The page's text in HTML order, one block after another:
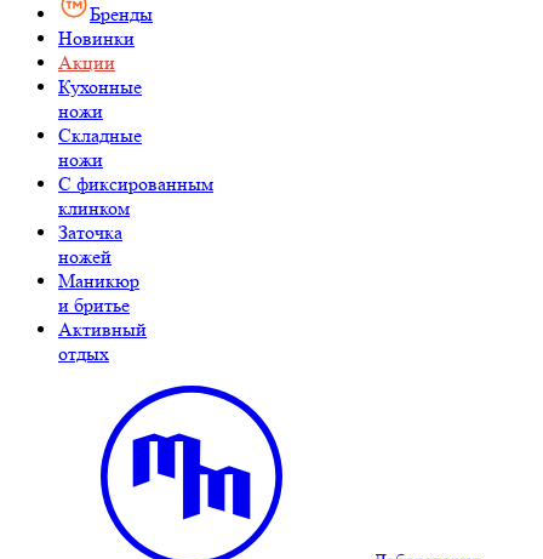
Бренды
Новинки
Акции
Кухонные
ножи
Складные
ножи
C фиксированным
клинком
Заточка
ножей
Маникюр
и бритье
Активный
отдых